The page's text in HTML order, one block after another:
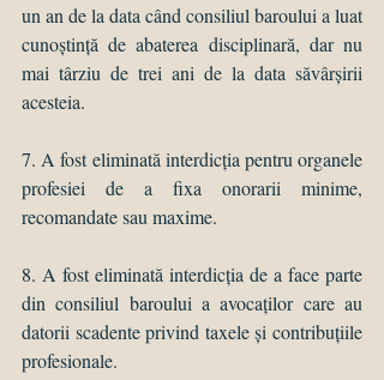
un an de la data când consiliul baroului a luat
cunoștință de abaterea disciplinară, dar nu
mai târziu de trei ani de la data săvârșirii
acesteia.
7. A fost eliminată interdicția pentru organele
profesiei de a fixa onorarii minime,
recomandate sau maxime.
8. A fost eliminată interdicția de a face parte
din consiliul baroului a avocaților care au
datorii scadente privind taxele și contribuțiile
profesionale.